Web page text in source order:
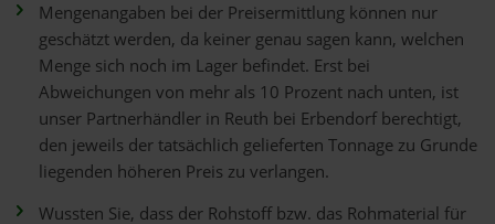
Mengenangaben bei der Preisermittlung können nur
geschätzt werden, da keiner genau sagen kann, welchen
Menge sich noch im Lager befindet. Erst bei
Abweichungen von mehr als 10 Prozent nach unten, ist
unser Partnerhändler in Reuth bei Erbendorf berechtigt,
den jeweils der tatsächlich gelieferten Tonnage zu Grunde
liegenden höheren Preis zu verlangen.
Wussten Sie, dass der Rohstoff bzw. das Rohmaterial für